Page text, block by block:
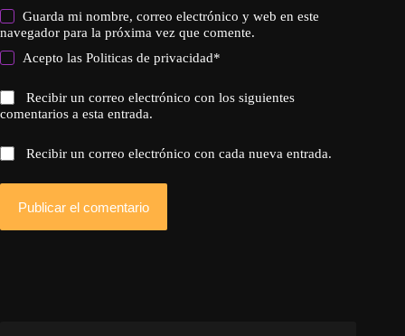
Guarda mi nombre, correo electrónico y web en este
navegador para la próxima vez que comente.
Acepto lasPoliticas de privacidad*
Recibir un correo electrónico con los siguientes
comentarios a esta entrada.
Recibir un correo electrónico con cada nueva entrada.
Publicar el comentario